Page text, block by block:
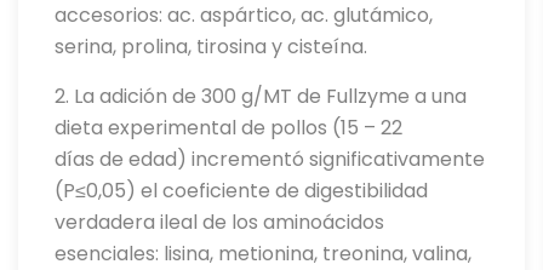
accesorios: ac. aspártico, ac. glutámico,
serina, prolina, tirosina y cisteína.
2. La adición de 300 g/MT de Fullzyme a una
dieta experimental de pollos (15 – 22
días de edad) incrementó significativamente
(P≤0,05) el coeficiente de digestibilidad
verdadera ileal de los aminoácidos
esenciales: lisina, metionina, treonina, valina,